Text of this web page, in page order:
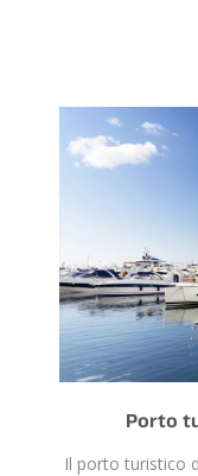
Porto
Il porto turistico